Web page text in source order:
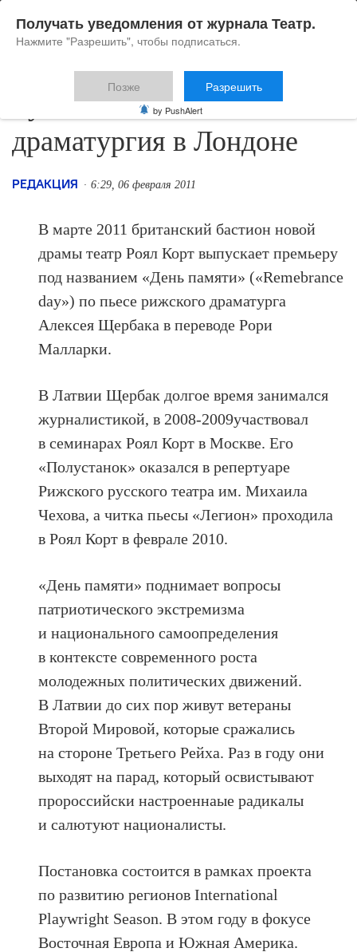
Русскоязычная
драматургия в Лондоне
РЕДАКЦИЯ 6:29, 06 февраля 2011
В марте 2011 британский бастион новой
драмы театр Роял Корт выпускает премьеру
под названием «День памяти» («Remebrance
day») по пьесе рижского драматурга
Алексея Щербака в переводе Рори
Малларки.
В Латвии Щербак долгое время занимался
журналистикой, в 2008-2009участвовал
в семинарах Роял Корт в Москве. Его
«Полустанок» оказался в репертуаре
Рижского русского театра им. Михаила
Чехова, а читка пьесы «Легион» проходила
в Роял Корт в феврале 2010.
«День памяти» поднимает вопросы
патриотического экстремизма
и национального самоопределения
в контексте современного роста
молодежных политических движений.
В Латвии до сих пор живут ветераны
Второй Мировой, которые сражались
на стороне Третьего Рейха. Раз в году они
выходят на парад, который освистывают
пророссийски настроеннаые радикалы
и салютуют националисты.
Постановка состоится в рамках проекта
по развитию регионов International
Playwright Season. В этом году в фокусе
Восточная Европа и Южная Америка.
Получать уведомления от журнала Театр.
Нажмите "Разрешить", чтобы подписаться.
Позже Разрешить
by PushAlert